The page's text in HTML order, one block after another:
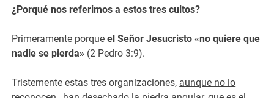
¿Porqué nos referimos a estos tres cultos?
Primeramente porqueel Señor Jesucristo «no quiere que
nadie se pierda» (2 Pedro 3:9).
Tristemente estas tres organizaciones, aunque no lo